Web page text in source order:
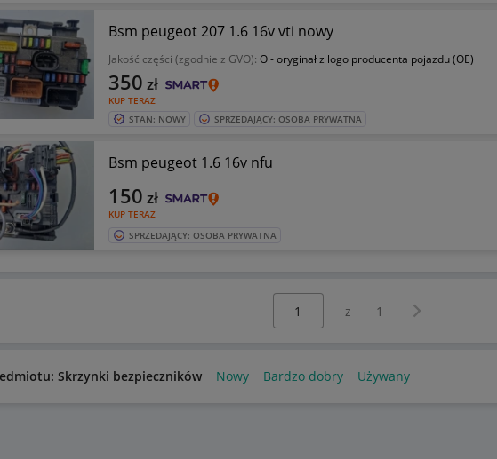
Bsm peugeot 207 1.6 16v vti nowy
Jakość części (zgodnie z GVO): O - oryginał z logo producenta pojazdu (OE)
KUP TERAZ
350 zł
STAN: NOWY SPRZEDAJĄCY: OSOBA PRYWATNA
Bsm peugeot 1.6 16v nfu
KUP TERAZ
150 zł
SPRZEDAJĄCY: OSOBA PRYWATNA
z 1 Następna strona
Skrzynki bezpieczników Nowy Bardzo dobry Używany